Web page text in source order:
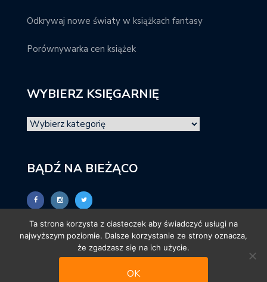
Odkrywaj nowe światy w książkach fantasy
Porównywarka cen książek
WYBIERZ KSIĘGARNIĘ
BĄDŹ NA BIEŻĄCO
Ta strona korzysta z ciasteczek aby świadczyć usługi na
najwyższym poziomie. Dalsze korzystanie ze strony oznacza,
że zgadzasz się na ich użycie.
OK